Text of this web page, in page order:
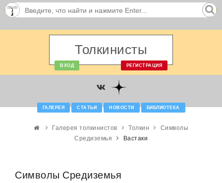
Толкинисты
ВХОД РЕГИСТРАЦИЯ
ГАЛЕРЕЯ СТАТЬИ НОВОСТИ БИБЛИОТЕКА
Галерея толкинистов Толкин
Символы
Средиземья
Вастаки
Символы Средиземья